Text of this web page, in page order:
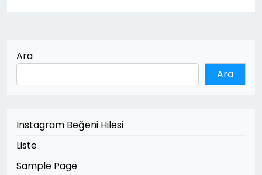
Ara
Ara
Instagram Beğeni Hilesi
Liste
Sample Page